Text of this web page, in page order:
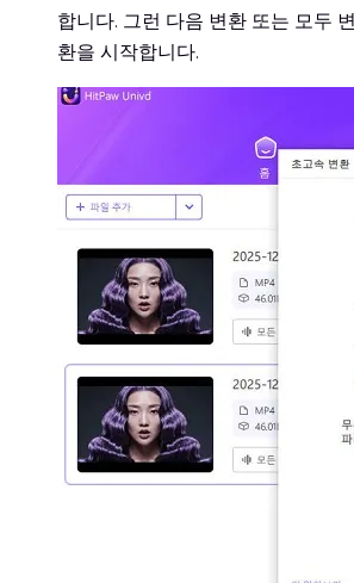
합니다. 그런 다음 변환 또는 모두
환을 시작합니다.